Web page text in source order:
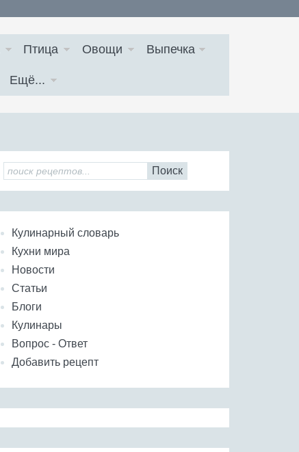
Птица Овощи Выпечка
Ещё...
Поиск
Кулинарный словарь
Кухни мира
Новости
Статьи
Блоги
Кулинары
Вопрос - Ответ
Добавить рецепт